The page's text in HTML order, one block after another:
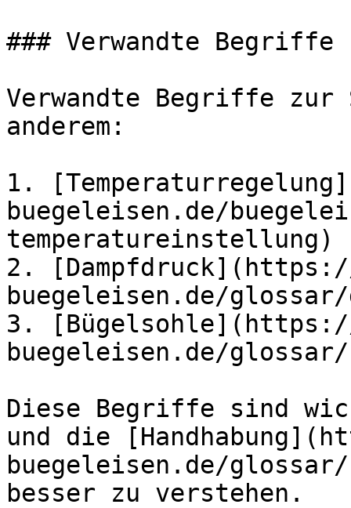
### Verwandte
Verwandte Begriffe
anderem:
1.
buegeleisen.de/
temperatureinstellung)
2.
buegeleisen.de/glossar/
3. [Bügelsohle](https://
buegeleisen.de/
Diese Begriffe sind
und die
buegeleisen.de/glossar/
besser zu verstehen.